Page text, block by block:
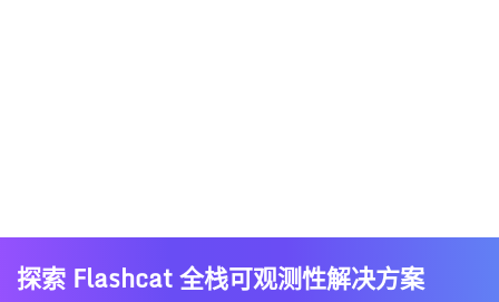
探索 Flashcat 全栈可观测性解决方案